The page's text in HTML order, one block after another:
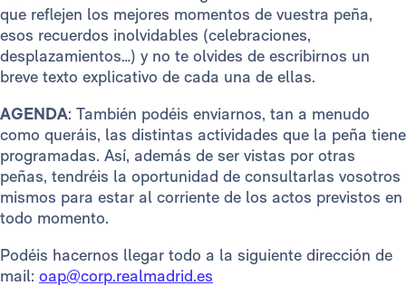
que reflejen los mejores momentos de vuestra peña,
esos recuerdos inolvidables (celebraciones,
desplazamientos…) y no te olvides de escribirnos un
breve texto explicativo de cada una de ellas.
AGENDA: También podéis enviarnos, tan a menudo
como queráis, las distintas actividades que la peña tiene
programadas. Así, además de ser vistas por otras
peñas, tendréis la oportunidad de consultarlas vosotros
mismos para estar al corriente de los actos previstos en
todo momento.
Podéis hacernos llegar todo a la siguiente dirección de
mail: oap@corp.realmadrid.es